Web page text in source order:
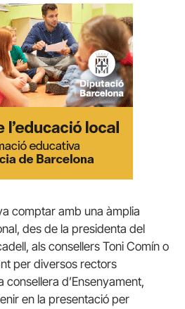
comptar amb una àmplia
des de la presidenta del
als consellers Toni Comín o
per diversos rectors
consellera d’Ensenyament,
en la presentació per